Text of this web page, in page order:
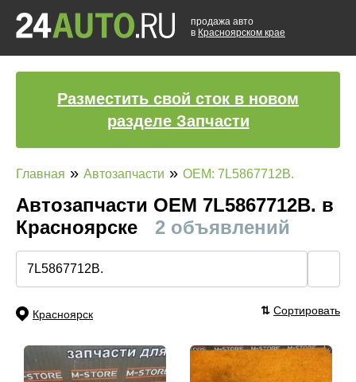
продажа авто
в Красноярском крае
Разместить свой сток в новом
разделе Запчасти
Главная » Автозапчасти » OEM: 7L5867712B.
Автозапчасти ОЕМ 7L5867712B. в
Красноярске
2 объявлений
Красноярск ⇅ Сортировать